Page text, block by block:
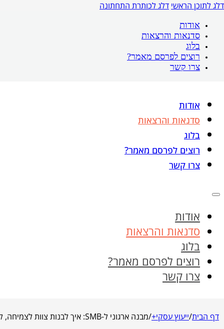
דלג לתוכן הראשי דלג לכותרת התחתונה
אודות
סדנאות והרצאות
בלוג
רוצים לפרסם מאמר?
צרו קשר
אודות
סדנאות והרצאות
בלוג
רוצים לפרסם מאמר?
צרו קשר
אודות
סדנאות והרצאות
בלוג
רוצים לפרסם מאמר?
צרו קשר
דף הבית/ייעוץ עסקי+/מבנה ארגוני ל-SMB: איך לבנות צוות לצמיחה, לא להישרדות?